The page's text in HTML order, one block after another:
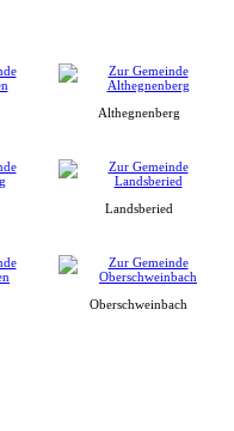
Althegnenberg
Landsberied
Oberschweinbach